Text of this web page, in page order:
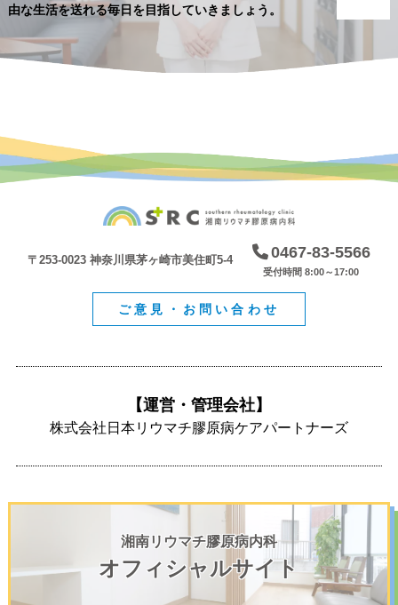
由な生活を送れる毎日を目指していきましょう。
〒253-0023 神奈川県茅ヶ崎市美住町5-4 0467-83-5566
受付時間 8:00～17:00
ご意見・お問い合わせ
【運営・管理会社】
株式会社日本リウマチ膠原病ケアパートナーズ
湘南リウマチ膠原病内科
オフィシャルサイト